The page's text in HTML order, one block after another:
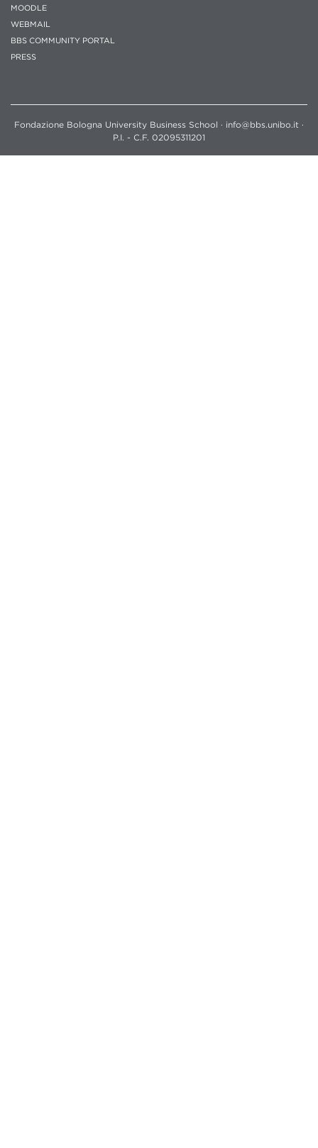
MOODLE
WEBMAIL
BBS COMMUNITY PORTAL
PRESS
Fondazione Bologna University Business School · info@bbs.unibo.it ·
P.I. - C.F. 02095311201